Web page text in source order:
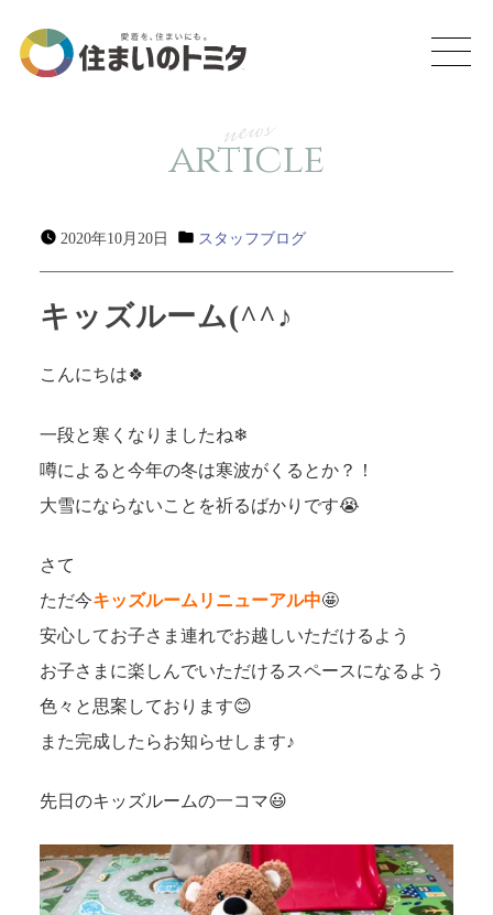
news
article
2020年10月20日 スタッフブログ
キッズルーム(^^♪
こんにちは🍀
一段と寒くなりましたね❄
噂によると今年の冬は寒波がくるとか？！
大雪にならないことを祈るばかりです😭
さて
ただ今キッズルームリニューアル中🤩
安心してお子さま連れでお越しいただけるよう
お子さまに楽しんでいただけるスペースになるよう
色々と思案しております😊
また完成したらお知らせします♪
先日のキッズルームの一コマ😃